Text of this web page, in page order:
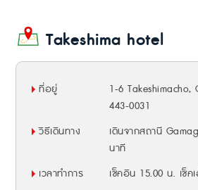
Takeshima hotel
ที่อยู่
1-6 Takeshimacho,
443-0031
วิธีเดินทาง
เดินจากสถานี
นาที
เวลาทำการ
เช็คอิน 15.00 น. เช็ค